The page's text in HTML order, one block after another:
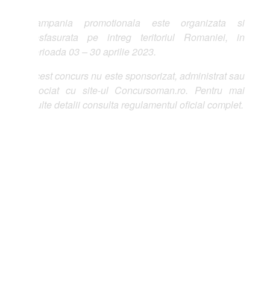
promotionala este organizata si
pe intreg teritoriul Romaniei, in
03 – 30 aprilie 2023.
concurs nu este sponsorizat, administrat sau
cu site-ul Concursoman.ro. Pentru mai
detalii consulta regulamentul oficial complet.